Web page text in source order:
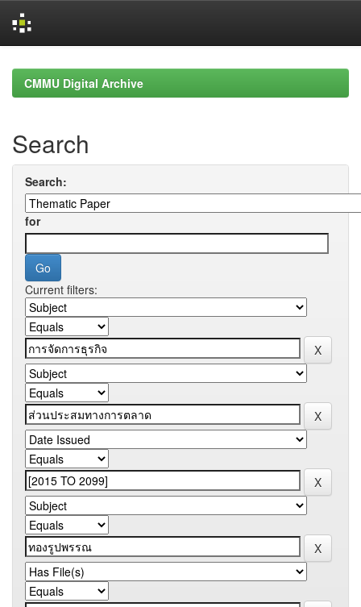
navigationCMMU Digital Archive
Search
Search:
for
Current filters: